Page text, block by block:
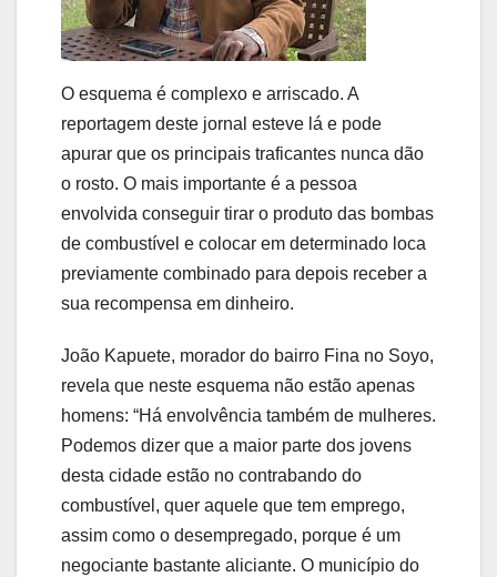
O esquema é complexo e arriscado. A
reportagem deste jornal esteve lá e pode
apurar que os principais traficantes nunca dão
o rosto. O mais importante é a pessoa
envolvida conseguir tirar o produto das bombas
de combustível e colocar em determinado loca
previamente combinado para depois receber a
sua recompensa em dinheiro.
João Kapuete, morador do bairro Fina no Soyo,
revela que neste esquema não estão apenas
homens: “Há envolvência também de mulheres.
Podemos dizer que a maior parte dos jovens
desta cidade estão no contrabando do
combustível, quer aquele que tem emprego,
assim como o desempregado, porque é um
negociante bastante aliciante. O município do